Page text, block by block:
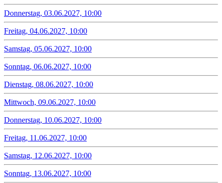
Donnerstag, 03.06.2027, 10:00
Freitag, 04.06.2027, 10:00
Samstag, 05.06.2027, 10:00
Sonntag, 06.06.2027, 10:00
Dienstag, 08.06.2027, 10:00
Mittwoch, 09.06.2027, 10:00
Donnerstag, 10.06.2027, 10:00
Freitag, 11.06.2027, 10:00
Samstag, 12.06.2027, 10:00
Sonntag, 13.06.2027, 10:00